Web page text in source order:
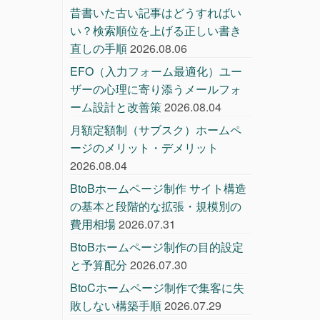
昔書いた古い記事はどうすればい
い？検索順位を上げる正しい書き
直しの手順2026.08.06
EFO（入力フォーム最適化）ユー
ザーの心理に寄り添うメールフォ
ーム設計と改善策2026.08.04
月額定額制（サブスク）ホームペ
ージのメリット・デメリット
2026.08.04
BtoBホームページ制作 サイト構造
の基本と段階的な拡張・規模別の
費用相場2026.07.31
BtoBホームページ制作の目的設定
と予算配分 2026.07.30
BtoCホームページ制作で集客に失
敗しない構築手順2026.07.29